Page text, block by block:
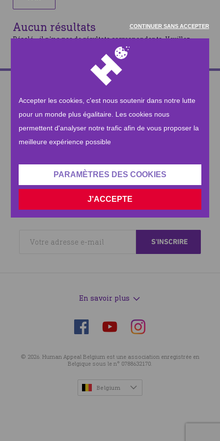
CONTINUER SANS ACCEPTER
Accepter les cookies, c'est nous soutenir dans notre lutte
pour un monde plus égalitaire. Les cookies nous
permettent d'analyser notre trafic afin de vous proposer la
meilleure expérience possible
PARAMÈTRES DES COOKIES
J'ACCEPTE
Aucun résultats
Désolé - il n'y a pas de résultats correspondants. Veuillez
modifier votre recherche et réessayer
CONTACTEZ-NOUS
Besoin de nous contacter? Rien de plus simple !
NOUS ENVOYER UN MAIL
S'INSCRIRE À LA NEWSLETTER
Recevez les informations autour de nos actions à travers le
monde !
En savoir plus
Suivez-
nous
Facebook
Suivez-
YouTube
Suivez-
nous
Instagram
© 2026. Human Appeal Belgium est une association enregistrée en
Belgique sous le n° 0788632170.
Belgium